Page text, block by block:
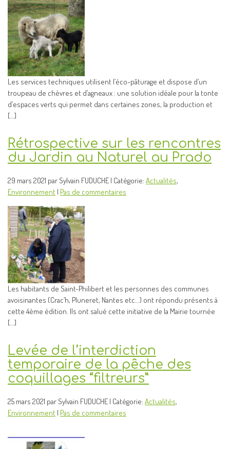
Les services techniques utilisent l’éco-pâturage et dispose d’un
troupeau de chèvres et d’agneaux : une solution idéale pour la tonte
d’espaces verts qui permet dans certaines zones, la production et
[…]
Rétrospective sur les rencontres
du Jardin au Naturel au Prado
29 mars 2021 par Sylvain FUDUCHE | Catégorie: Actualités,
Environnement | Pas de commentaires
Les habitants de Saint-Philibert et les personnes des communes
avoisinantes (Crac’h, Pluneret, Nantes etc…) ont répondu présents à
cette 4ème édition. Ils ont salué cette initiative de la Mairie tournée
[…]
Levée de l’interdiction
temporaire de la pêche des
coquillages “filtreurs”
25 mars 2021 par Sylvain FUDUCHE | Catégorie: Actualités,
Environnement | Pas de commentaires